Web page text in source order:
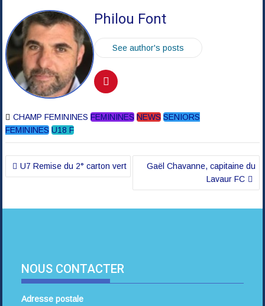
Philou Font
See author's posts
CHAMP FEMININES FEMININES NEWS SENIORS
FEMININES U18 F
Navigation
de U7 Remise du 2° carton vert
Gaël Chavanne, capitaine du
Lavaur FC
NOUS CONTACTER
Adresse postale